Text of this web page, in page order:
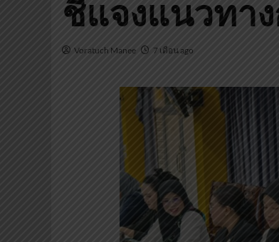
ชี้แจงแนวทา
Voratuch Manee 7 เดือน ago